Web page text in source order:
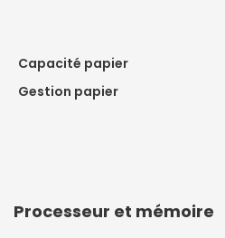
Capacité papier
Gestion papier
Processeur et mémoire